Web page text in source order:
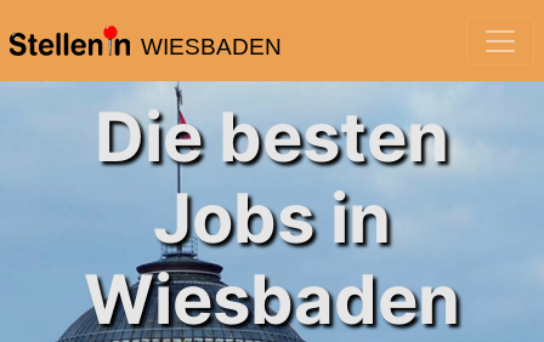
WIESBADEN
Die besten
Jobs in
Wiesbaden